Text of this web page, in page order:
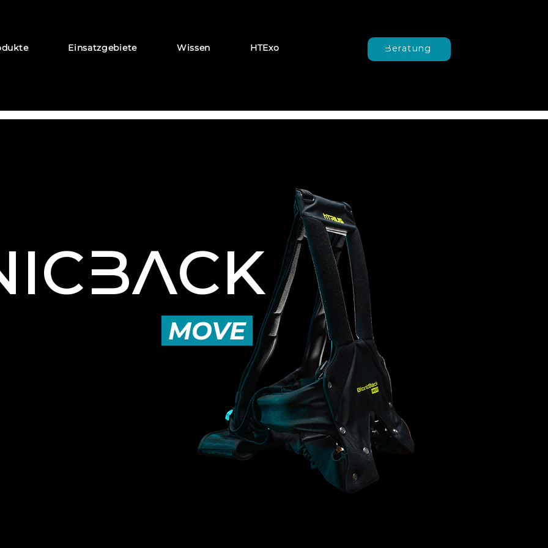
Einsatzgebiete Wissen HTExo Beratung
MOVE